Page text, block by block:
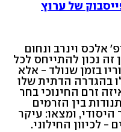
של ערוץ
אלכס וינרב ונחום
זה נכון להתייחס לכל
בזמן שנולד - אלא
בהגדרה הדתית שלו
זרם החינוכי בחר
בין הזרמים
ומצאו: עיקר
לכיוון החילוני.